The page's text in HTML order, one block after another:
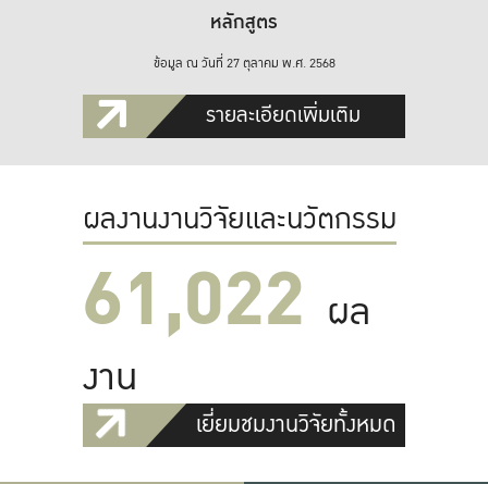
หลักสูตร
ข้อมูล ณ วันที่ 27 ตุลาคม พ.ศ. 2568
รายละเอียดเพิ่มเติม
ผลงานงานวิจัยและนวัตกรรม
61,022 ผล
งาน
เยี่ยมชมงานวิจัยทั้งหมด